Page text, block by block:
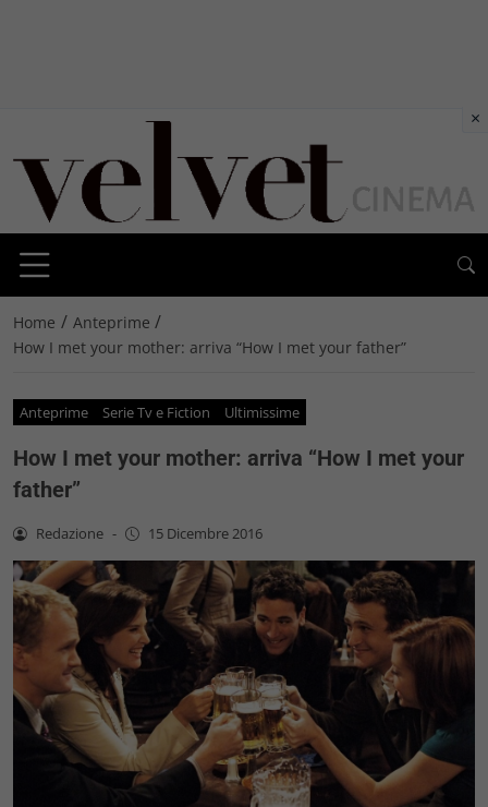
Home / Anteprime /
How I met your mother: arriva “How I met your father”
Anteprime Serie Tv e Fiction Ultimissime
How I met your mother: arriva “How I met your
father”
Redazione - 15 Dicembre 2016
×